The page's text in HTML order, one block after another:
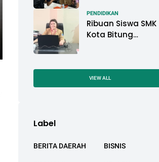
Langgar Konvensi
Hak Anak
PENDIDIKAN
Ribuan Siswa SMK
Kota Bitung
Ajaran 2022-2023
VIEW ALL
Label
BERITA DAERAH BISNIS